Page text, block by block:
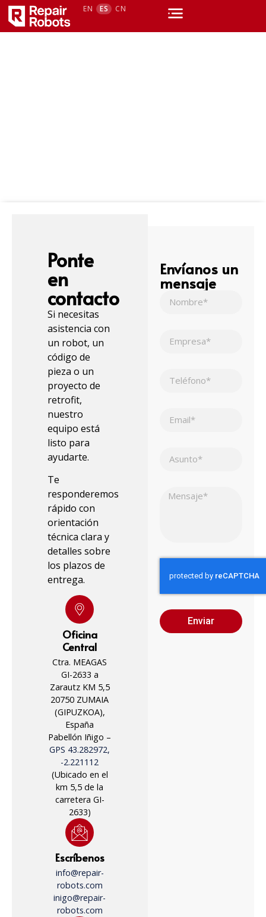
EN ES CN
Ponte
en
contacto
Si necesitas
asistencia con
un robot, un
código de
pieza o un
proyecto de
retrofit,
nuestro
equipo está
listo para
ayudarte.
Te
responderemos
rápido con
orientación
técnica clara y
detalles sobre
los plazos de
entrega.
Oficina
Central
Ctra. MEAGAS
GI-2633 a
Zarautz KM 5,5
20750 ZUMAIA
(GIPUZKOA),
España
Pabellón Iñigo –
GPS 43.282972,
-2.221112
(Ubicado en el
km 5,5 de la
carretera GI-
2633)
Escríbenos
info@repair-
robots.com
inigo@repair-
robots.com
Envíanos un
mensaje
Enviar